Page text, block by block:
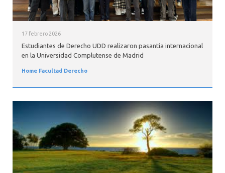
17 febrero 2026
Estudiantes de Derecho UDD realizaron pasantía internacional
en la Universidad Complutense de Madrid
Home Facultad Derecho